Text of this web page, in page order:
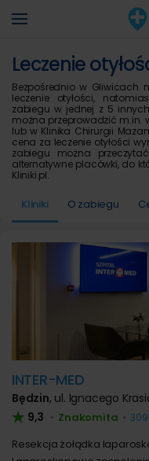
Leczenie
Bezpośrednio w Gliwicach
leczenie otyłości,
zabiegu w jednej z 5
można przeprowadzić m.in.
lub w Klinika Chirurgii
cena za leczenie otyłości
zabiegu można przeczytać
alternatywne placówki, do
Kliniki.pl.
Kliniki O zabiegu
INTER-MED
Będzin, ul. Ignacego
9,3 • Znakomita •
Resekcja żołądka